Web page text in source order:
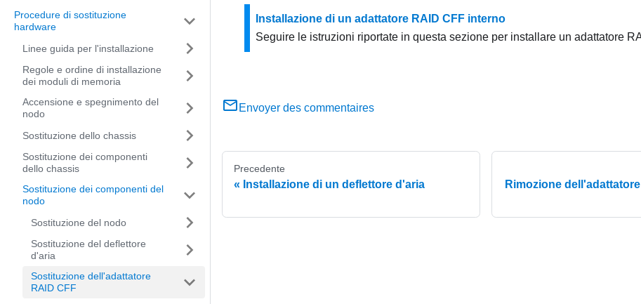
Procedure di sostituzione
hardware
Linee guida per l'installazione
Regole e ordine di installazione
dei moduli di memoria
Accensione e spegnimento del
nodo
Sostituzione dello chassis
Sostituzione dei componenti
dello chassis
Sostituzione dei componenti del
nodo
Sostituzione del nodo
Sostituzione del deflettore
d'aria
Sostituzione dell'adattatore
RAID CFF
Installazione di un adattatore RAID CFF interno
Seguire le istruzioni riportate in questa sezione per installare un adattatore
Envoyer des commentaires
Precedente
Installazione di un deflettore d'aria Rimozione